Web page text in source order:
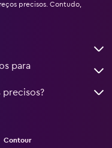
precisos. Contudo,
para
precisos?
Contour